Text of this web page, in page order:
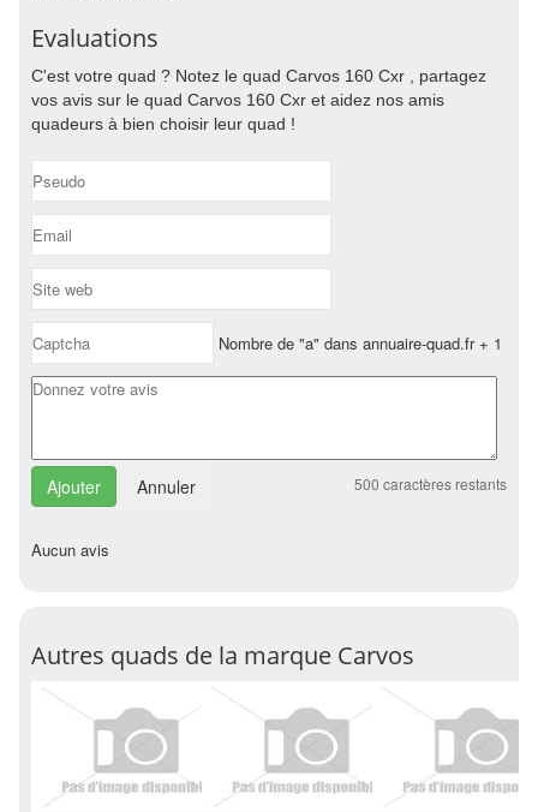
Evaluations
C'est votre quad ? Notez le quad Carvos 160 Cxr , partagez
vos avis sur le quad Carvos 160 Cxr et aidez nos amis
quadeurs à bien choisir leur quad !
Nombre de "a" dans annuaire-quad.fr + 1
Annuler 500 caractères restants
Aucun avis
Autres quads de la marque Carvos